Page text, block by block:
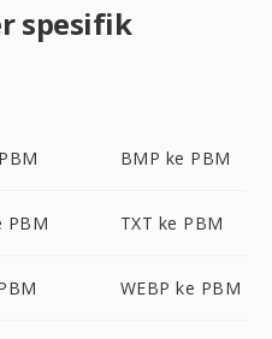
spesifik
BMP ke PBM
PBM TXT ke PBM
WEBP ke PBM